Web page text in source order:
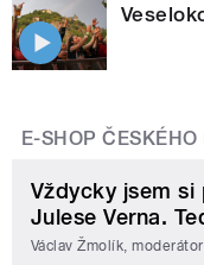
E-SHOP
Vždycky jsem
Julese Verna.
Václav Žmolík, moderátor